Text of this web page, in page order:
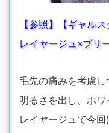
【参照】【ギャル
レイヤージュ×ブリ
毛先の痛みを考慮
明るさを出し、ホ
レイヤージュで今